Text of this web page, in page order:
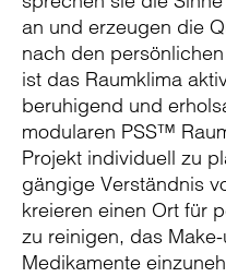
an und erzeugen die
nach den
ist das Raumklima
beruhigend und
modularen PSS™
Projekt individuell zu
gängige Verständnis
kreieren einen Ort für
zu reinigen, das
Medikamente